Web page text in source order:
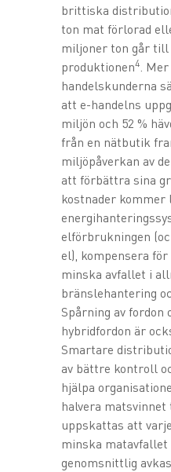
brittiska
ton mat förlorad
miljoner ton går
produktionen4. Mer
handelskunderna
att e-handelns
miljön och 52 %
från en nätbutik
miljöpåverkan av
att förbättra sina
kostnader kommer
elförbrukningen
el), kompensera
minska avfallet i
bränslehantering
Spårning av fordon
hybridfordon är
Smartare
av bättre kontroll
hjälpa
halvera matsvinnet
uppskattas att
minska matavfallet
genomsnittlig